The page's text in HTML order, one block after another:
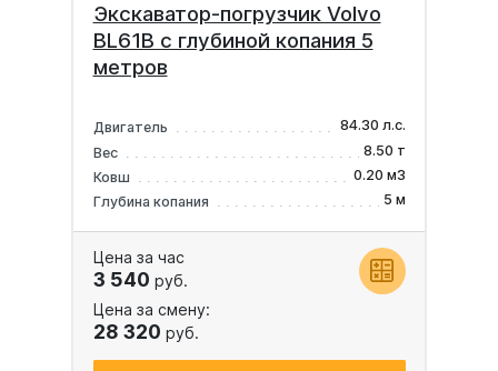
Экскаватор-погрузчик Volvo
BL61B с глубиной копания 5
метров
Двигатель
84.30 л.с.
Вес
8.50 т
Ковш
0.20 м3
Глубина копания
5 м
Цена за час
3 540 руб.
Цена за смену:
28 320 руб.